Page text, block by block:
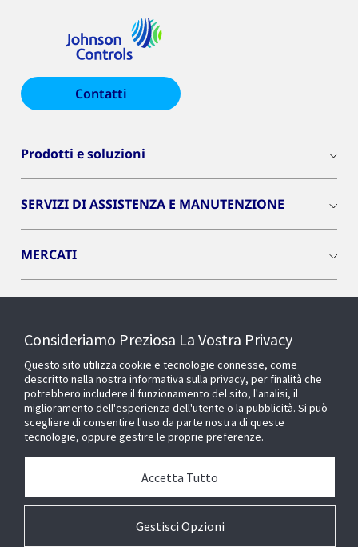
Contatti
Prodotti e soluzioni
SERVIZI DI ASSISTENZA E MANUTENZIONE
MERCATI
OPENBLUE
SMART BUILDINGS
Chi siamo
Consideriamo Preziosa La Vostra Privacy
Questo sito utilizza cookie e tecnologie connesse, come
descritto nella nostra informativa sulla privacy, per finalità che
potrebbero includere il funzionamento del sito, l'analisi, il
miglioramento dell'esperienza dell'utente o la pubblicità. Si può
scegliere di consentire l'uso da parte nostra di queste
tecnologie, oppure gestire le proprie preferenze.
Gestisci Opzioni
Accetta Tutto